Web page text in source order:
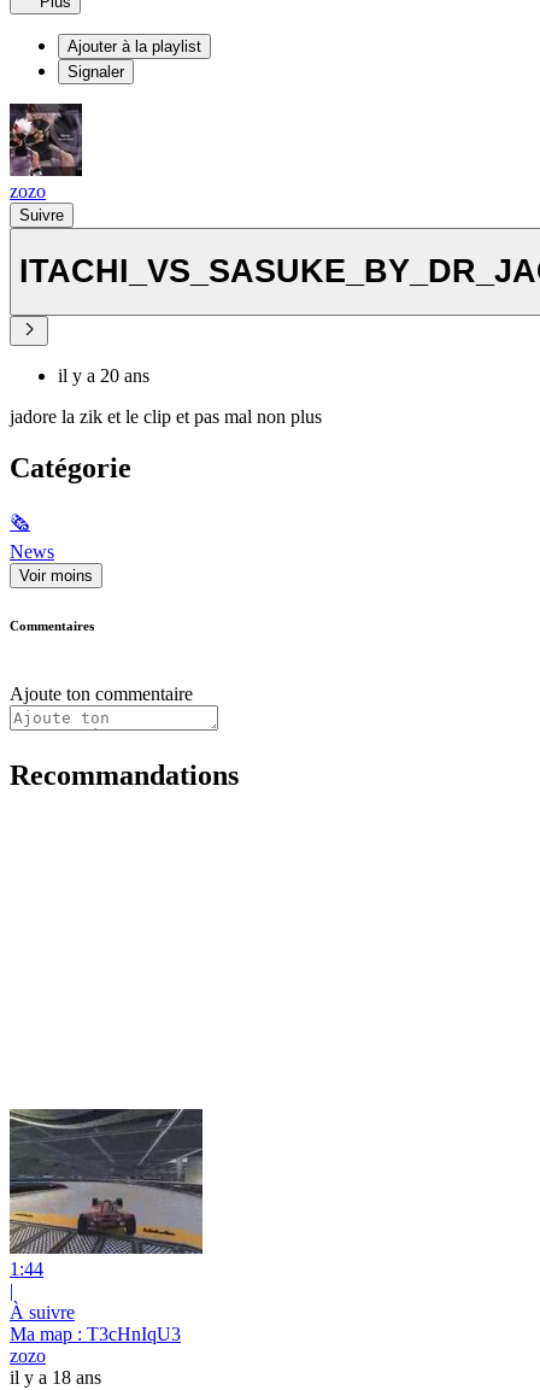
Ajouter à la playlist
Signaler
zozo
Suivre
il y a 20 ans
jadore la zik et le clip et pas mal non plus
Catégorie
🗞
News
Voir moins
Commentaires
Ajoute ton commentaire
Recommandations
1:44
|
À suivre
Ma map : T3cHnIqU3
zozo
il y a 18 ans